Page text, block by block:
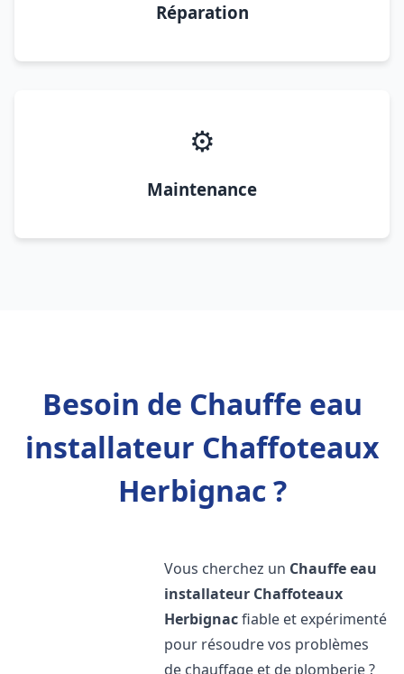
Réparation
⚙️
Maintenance
Besoin de Chauffe eau
installateur Chaffoteaux
Herbignac ?
Vous cherchez un Chauffe eau
installateur Chaffoteaux
Herbignacfiable et expérimenté
pour résoudre vos problèmes
de chauffage et de plomberie ?